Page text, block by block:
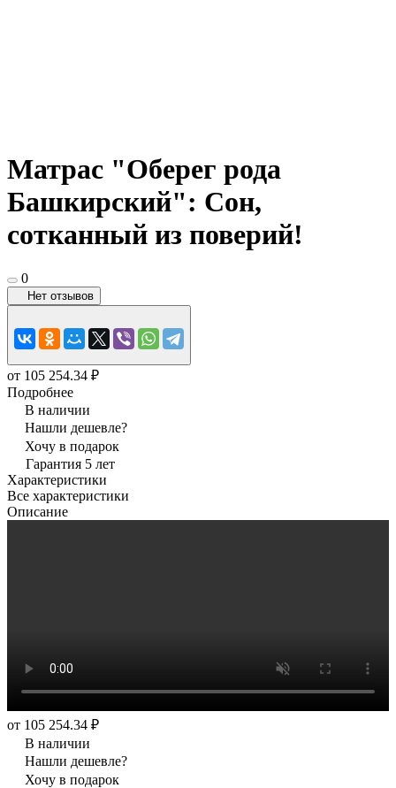
Матрас "Оберег рода
Башкирский": Сон,
сотканный из поверий!
0
Нет отзывов
от 105 254.34 ₽
Подробнее
В наличии
Нашли дешевле?
Хочу в подарок
Гарантия 5 лет
Характеристики
Все характеристики
Описание
от 105 254.34 ₽
В наличии
Нашли дешевле?
Хочу в подарок